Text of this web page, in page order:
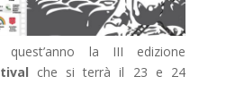
quest’anno la III edizione
che si terrà il 23 e 24